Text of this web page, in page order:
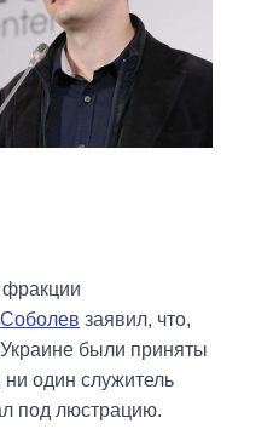
фракции
заявил, что,
были приняты
один служитель
под люстрацию.